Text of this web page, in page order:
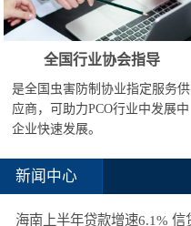
全国行业协会指导
是全国虫害防制协业指定服务供
应商，可助力PCO行业中发展中
企业快速发展。
新闻中心